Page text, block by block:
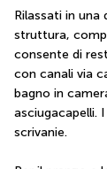
Rilassati in
struttura,
consente di
con canali via
bagno in
asciugacapelli.
scrivanie.